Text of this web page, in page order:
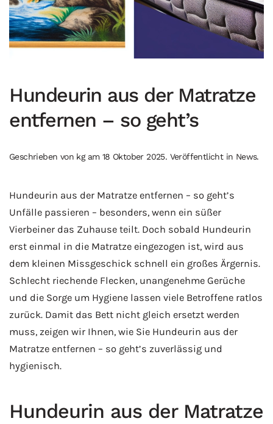
Hundeurin aus der Matratze
entfernen – so geht’s
Geschrieben von kgam 18 Oktober 2025. Veröffentlicht in News.
Hundeurin aus der Matratze entfernen – so geht’s
Unfälle passieren – besonders, wenn ein süßer
Vierbeiner das Zuhause teilt. Doch sobald Hundeurin
erst einmal in die Matratze eingezogen ist, wird aus
dem kleinen Missgeschick schnell ein großes Ärgernis.
Schlecht riechende Flecken, unangenehme Gerüche
und die Sorge um Hygiene lassen viele Betroffene ratlos
zurück. Damit das Bett nicht gleich ersetzt werden
muss, zeigen wir Ihnen, wie Sie Hundeurin aus der
Matratze entfernen – so geht’s zuverlässig und
hygienisch.
Hundeurin aus der Matratze